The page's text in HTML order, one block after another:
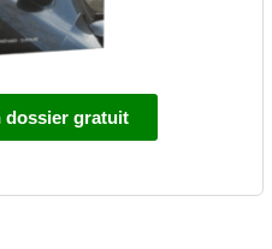
dossier gratuit